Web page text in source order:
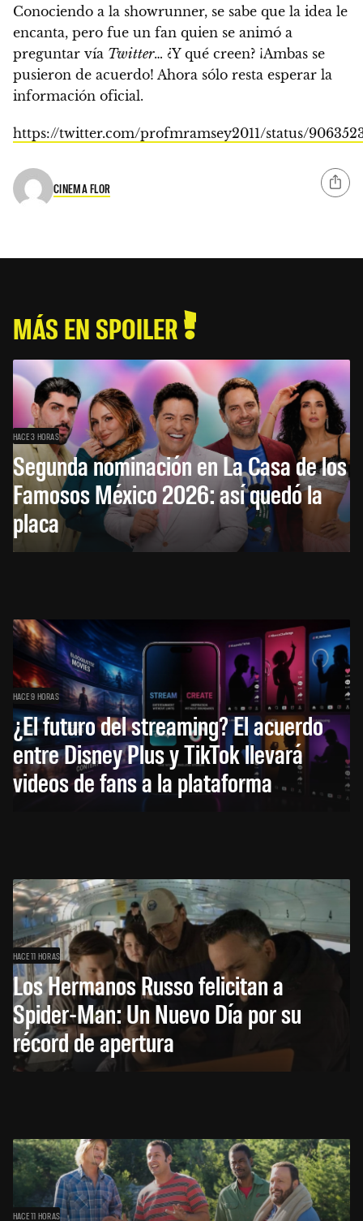
Conociendo a la showrunner, se sabe que la idea le
encanta, pero fue un fan quien se animó a
preguntar vía Twitter… ¿Y qué creen? ¡Ambas se
pusieron de acuerdo! Ahora sólo resta esperar la
información oficial.
https://twitter.com/profmramsey2011/status/
CINEMA FLOR
MÁS EN SPOILER
HACE 3 HORAS
Segunda nominación en La Casa de los
Famosos México 2026: así quedó la
placa
HACE 9 HORAS
¿El futuro del streaming? El acuerdo
entre Disney Plus y TikTok llevará
videos de fans a la plataforma
HACE 11 HORAS
Los Hermanos Russo felicitan a
Spider-Man: Un Nuevo Día por su
récord de apertura
HACE 11 HORAS